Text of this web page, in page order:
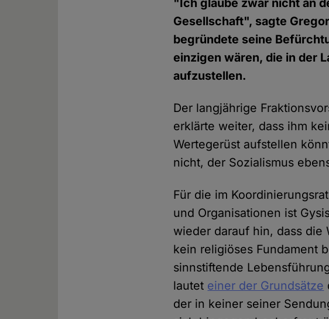
"Ich glaube zwar nicht an
Gesellschaft", sagte
begründete seine
einzigen wären, die in der
aufzustellen.
Der langjährige
erklärte weiter, dass ihm
Wertegerüst aufstellen
nicht, der Sozialismus
Für die im
und Organisationen ist
wieder darauf hin, dass die
kein religiöses Fundament
sinnstiftende
lautet einer der Grundsätze
der in keiner seiner